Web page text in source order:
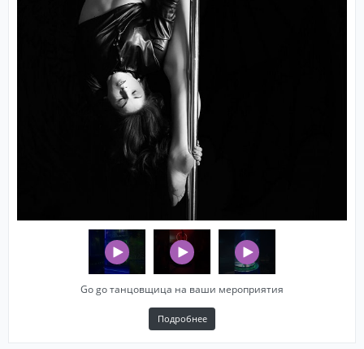
Go go танцовщица на ваши мероприятия
Подробнее